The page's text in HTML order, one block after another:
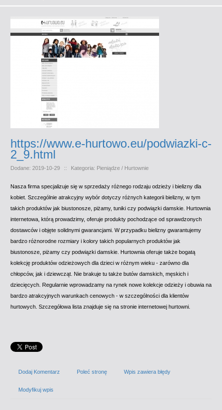
https://www.e-hurtowo.eu/podwiazki-c-
2_9.html
Dodane: 2019-10-29 :: Kategoria: Pieniądze / Hurtownie
Nasza firma specjalizuje się w sprzedaży różnego rodzaju odzieży i bielizny dla
kobiet. Szczególnie atrakcyjny wybór dotyczy różnych kategorii bielizny, w tym
takich produktów jak biustonosze, piżamy, tuniki czy podwiązki damskie. Hurtownia
internetowa, którą prowadzimy, oferuje produkty pochodzące od sprawdzonych
dostawców i objęte solidnymi gwarancjami. W przypadku bielizny gwarantujemy
bardzo różnorodne rozmiary i kolory takich popularnych produktów jak
biustonosze, piżamy czy podwiązki damskie. Hurtownia oferuje także bogatą
kolekcję produktów odzieżowych dla dzieci w różnym wieku - zarówno dla
chłopców, jak i dziewcząt. Nie brakuje tu także butów damskich, męskich i
dziecięcych. Regularnie wprowadzamy na rynek nowe kolekcje odzieży i obuwia na
bardzo atrakcyjnych warunkach cenowych - w szczególności dla klientów
hurtowych. Szczegółowa lista znajduje się na stronie internetowej hurtowni.
Dodaj Komentarz Poleć stronę Wpis zawiera błędy
Modyfikuj wpis